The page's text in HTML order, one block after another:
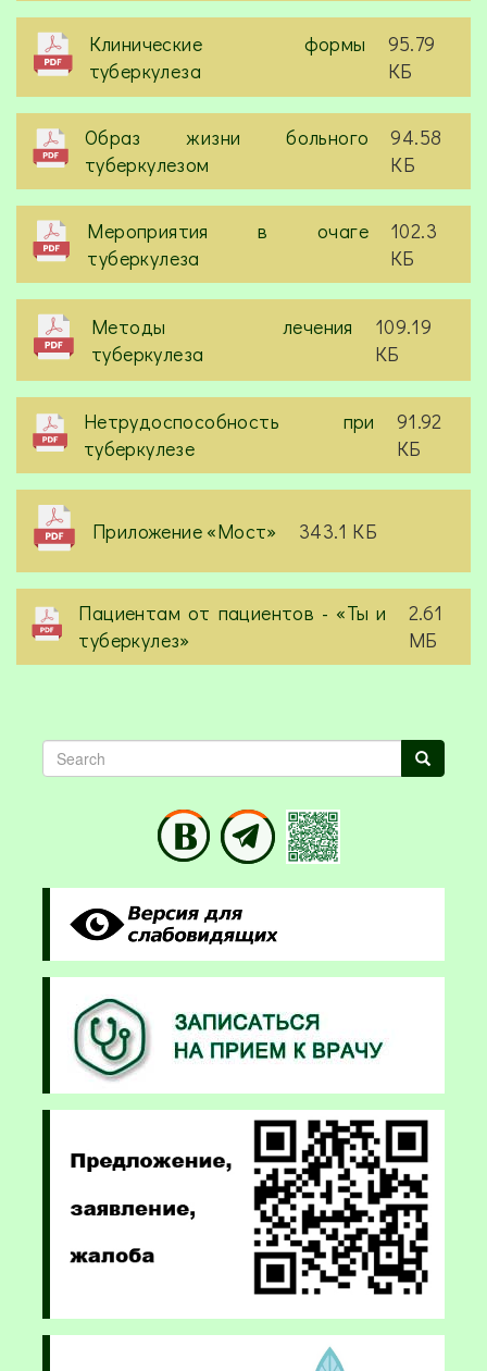
Клинические формы
туберкулеза
95.79
КБ
Образ жизни больного
туберкулезом
94.58
КБ
Мероприятия в очаге
туберкулеза
102.3
КБ
Методы лечения
туберкулеза
109.19
КБ
Нетрудоспособность при
туберкулезе
91.92
КБ
Приложение «Мост» 343.1 КБ
Пациентам от пациентов - «Ты и
туберкулез»
2.61
МБ
Search Search